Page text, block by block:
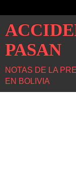
PASAN
NOTAS DE LA
EN BOLIVIA